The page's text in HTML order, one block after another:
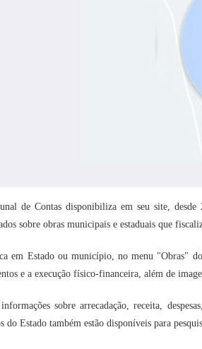
de Contas disponibiliza em seu site, desde
sobre obras municipais e estaduais que
em Estado ou município, no menu "Obras"
e a execução físico-financeira, além de
sobre arrecadação, receita,
do Estado também estão disponíveis para